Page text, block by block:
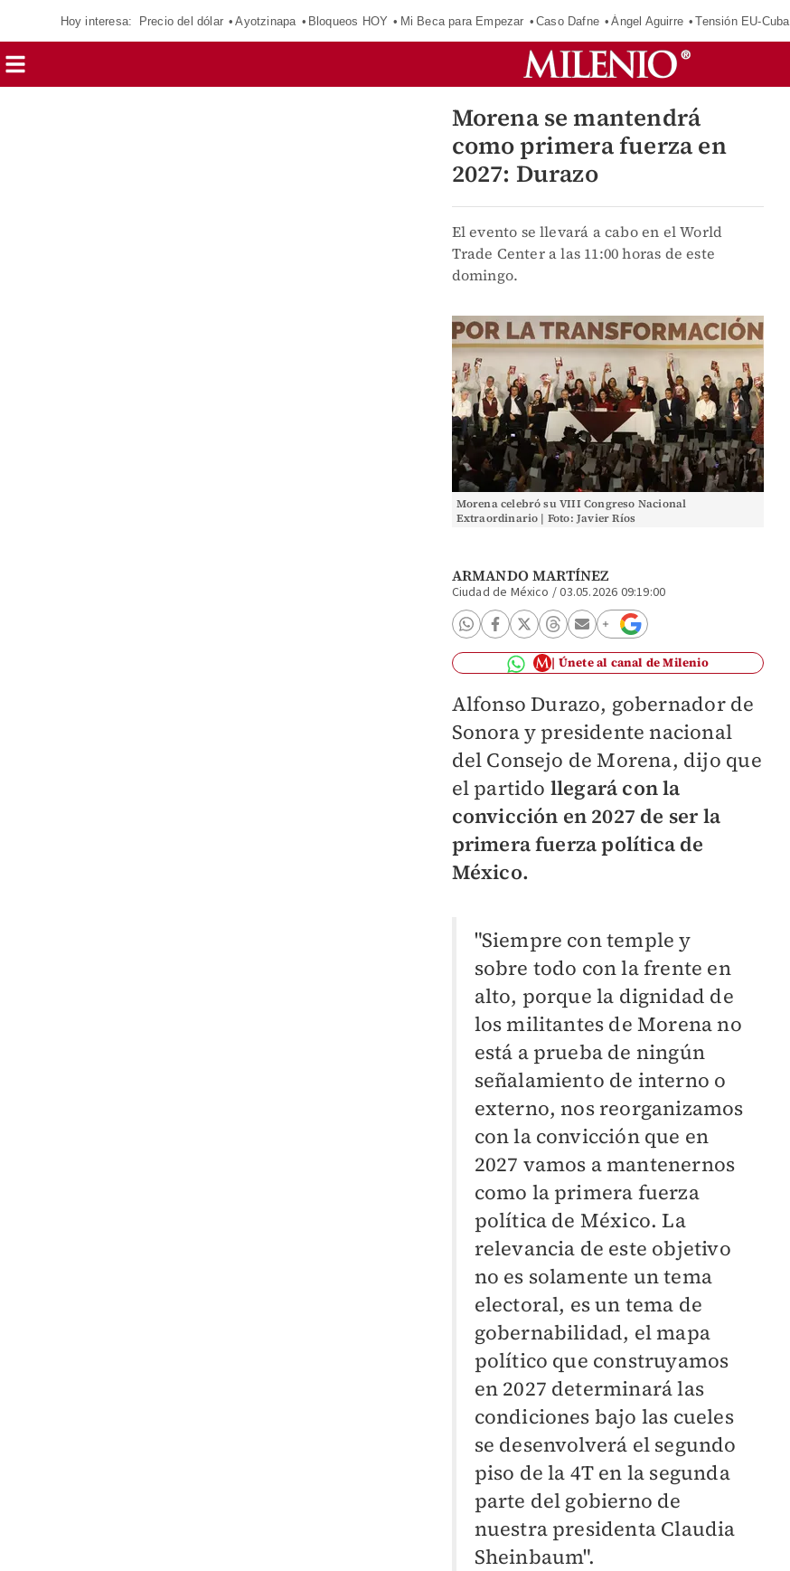
Hoy interesa: Precio del dólar Ayotzinapa Bloqueos HOY Mi Beca para Empezar Caso Dafne Ángel Aguirre Tensión EU-Cuba
Morena se mantendrá
como primera fuerza en
2027: Durazo
El evento se llevará a cabo en el World
Trade Center a las 11:00 horas de este
domingo.
Morena celebró su VIII Congreso Nacional
Extraordinario | Foto: Javier Ríos
ARMANDO MARTÍNEZ
Ciudad de México /03.05.2026 09:19:00
Únete al canal de Milenio
Alfonso Durazo, gobernador de
Sonora y presidente nacional
del Consejo de Morena, dijo que
el partido llegará con la
convicción en 2027 de ser la
primera fuerza política de
México.
"Siempre con temple y
sobre todo con la frente en
alto, porque la dignidad de
los militantes de Morena no
está a prueba de ningún
señalamiento de interno o
externo, nos reorganizamos
con la convicción que en
2027 vamos a mantenernos
como la primera fuerza
política de México. La
relevancia de este objetivo
no es solamente un tema
electoral, es un tema de
gobernabilidad, el mapa
político que construyamos
en 2027 determinará las
condiciones bajo las cueles
se desenvolverá el segundo
piso de la 4T en la segunda
parte del gobierno de
nuestra presidenta Claudia
Sheinbaum".